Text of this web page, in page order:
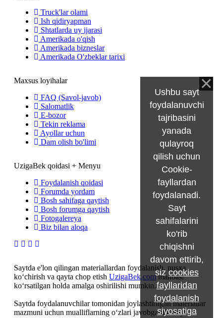
Truck'lar olami
Ish qidiryapman
Shtatlarda uy ijarasi
Amerikada o'qish
Amerikada bizneslar
Amerikada O'zbeklar tarixi
Maxsus loyihalar
FAQ (Savol-javob)
Salomatlik
E-bozor
Tekin reklama
Ayollar uchun
Dam olish bo'limi
UzigaBek qoidasi + Menyu
Foydalanish qoidasi
Forumda yordam
Bosh sahifaga qaytish
Bosh forumga qaytish
Fotogalereya
Biz bilan aloqa
Saytda e'lon qilingan materiallardan foydalanish, nusxa
ko‘chirish va qayta chop etish UzigaBek.commanbasi
ko‘rsatilgan holda amalga oshirilishi mumkin.
Saytda foydalanuvchilar tomonidan joylashtirilgan materiallar
mazmuni uchun mualliflarning o‘zlari javobgardir. Sayt
Ushbu sayt
foydalanuvchi
tajribasini
yanada
qulayroq
qilish uchun
Cookie-
fayllardan
foydalanadi.
Sayt
sahifalarini
ko'rib
chiqishni
davom ettirib,
sizcookies
fayllaridan
foydalanish
siyosatiga